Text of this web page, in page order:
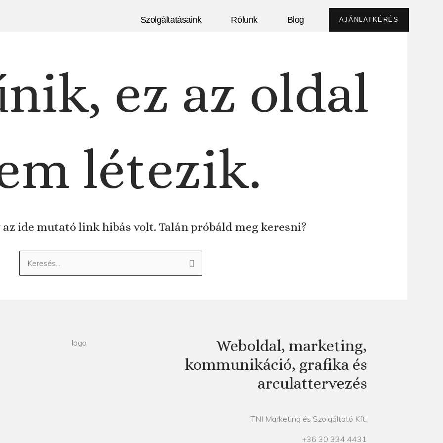
Szolgáltatásaink Rólunk Blog AJÁNLATKÉRÉS
ez az oldal
létezik.
ide mutató link hibás volt. Talán próbáld meg keresni?
Keresés:
Weboldal, marketing,
kommunikáció, grafika és
arculattervezés
TNI Marketing és Szolgáltató Kft.
+36 30 334 4431